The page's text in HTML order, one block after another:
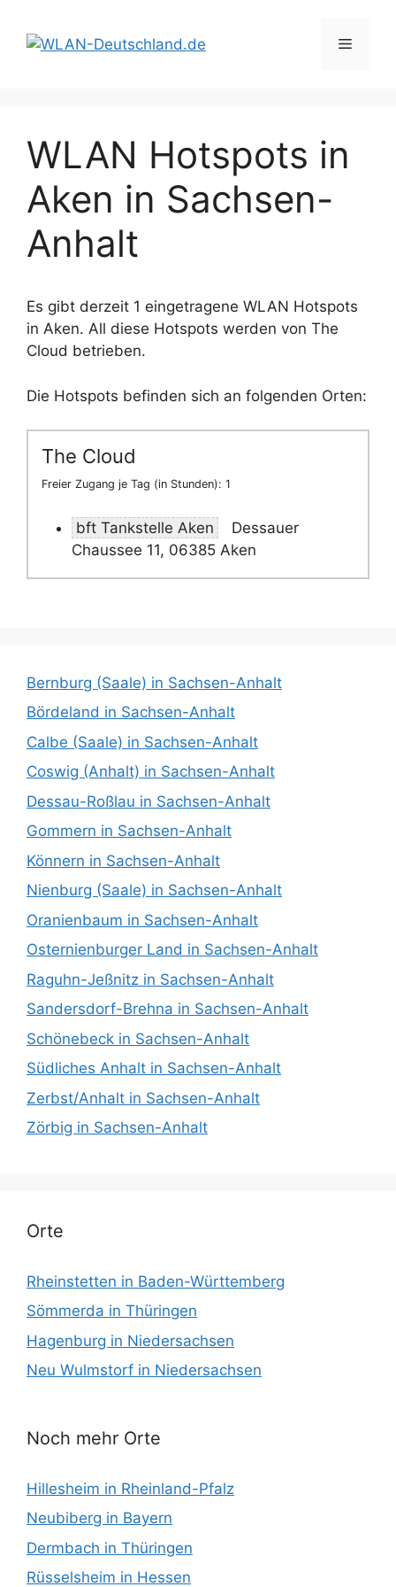
Inhalt
springen
Menü
WLAN Hotspots in
Aken in Sachsen-
Anhalt
Es gibt derzeit 1 eingetragene WLAN Hotspots
in Aken. All diese Hotspots werden von The
Cloud betrieben.
Die Hotspots befinden sich an folgenden Orten:
The Cloud
Freier Zugang je Tag (in Stunden): 1
bft Tankstelle Aken
Dessauer
Chaussee 11, 06385 Aken
Bernburg (Saale) in Sachsen-Anhalt
Bördeland in Sachsen-Anhalt
Calbe (Saale) in Sachsen-Anhalt
Coswig (Anhalt) in Sachsen-Anhalt
Dessau-Roßlau in Sachsen-Anhalt
Gommern in Sachsen-Anhalt
Könnern in Sachsen-Anhalt
Nienburg (Saale) in Sachsen-Anhalt
Oranienbaum in Sachsen-Anhalt
Osternienburger Land in Sachsen-Anhalt
Raguhn-Jeßnitz in Sachsen-Anhalt
Sandersdorf-Brehna in Sachsen-Anhalt
Schönebeck in Sachsen-Anhalt
Südliches Anhalt in Sachsen-Anhalt
Zerbst/Anhalt in Sachsen-Anhalt
Zörbig in Sachsen-Anhalt
Orte
Rheinstetten in Baden-Württemberg
Sömmerda in Thüringen
Hagenburg in Niedersachsen
Neu Wulmstorf in Niedersachsen
Noch mehr Orte
Hillesheim in Rheinland-Pfalz
Neubiberg in Bayern
Dermbach in Thüringen
Rüsselsheim in Hessen